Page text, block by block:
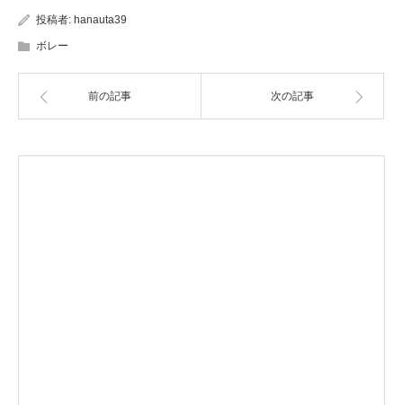
投稿者: hanauta39
ボレー
前の記事 次の記事